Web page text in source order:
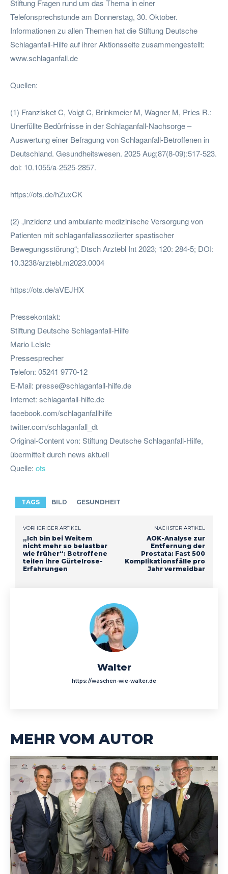
Stiftung Fragen rund um das Thema in einer
Telefonsprechstunde am Donnerstag, 30. Oktober.
Informationen zu allen Themen hat die Stiftung Deutsche
Schlaganfall-Hilfe auf ihrer Aktionsseite zusammengestellt:
www.schlaganfall.de
Quellen:
(1) Franzisket C, Voigt C, Brinkmeier M, Wagner M, Pries R.:
Unerfüllte Bedürfnisse in der Schlaganfall-Nachsorge –
Auswertung einer Befragung von Schlaganfall-Betroffenen in
Deutschland. Gesundheitswesen. 2025 Aug;87(8-09):517-523.
doi: 10.1055/a-2525-2857.
https://ots.de/hZuxCK
(2) „Inzidenz und ambulante medizinische Versorgung von
Patienten mit schlaganfallassoziierter spastischer
Bewegungsstörung“; Dtsch Arztebl Int 2023; 120: 284-5; DOI:
10.3238/arztebl.m2023.0004
https://ots.de/aVEJHX
Pressekontakt:
Stiftung Deutsche Schlaganfall-Hilfe
Mario Leisle
Pressesprecher
Telefon: 05241 9770-12
E-Mail: presse@schlaganfall-hilfe.de
Internet: schlaganfall-hilfe.de
facebook.com/schlaganfallhilfe
twitter.com/schlaganfall_dt
Original-Content von: Stiftung Deutsche Schlaganfall-Hilfe,
übermittelt durch news aktuell
Quelle: ots
TAGS BILD GESUNDHEIT
VORHERIGER ARTIKEL
„Ich bin bei Weitem
nicht mehr so belastbar
wie früher“: Betroffene
teilen ihre Gürtelrose-
Erfahrungen
NÄCHSTER ARTIKEL
AOK-Analyse zur
Entfernung der
Prostata: Fast 500
Komplikationsfälle pro
Jahr vermeidbar
Walter
https://waschen-wie-walter.de
MEHR VOM AUTOR